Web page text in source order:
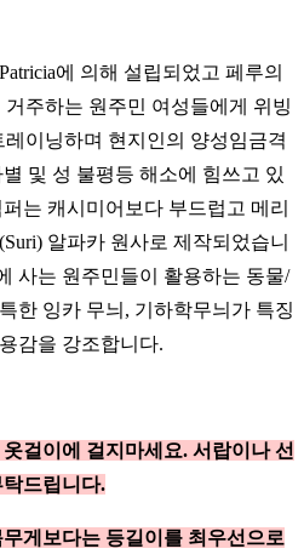
에 의해 설립되었고 페루의
거주하는 원주민 여성들에게 위빙
이닝하며 현지인의 양성임금격
및 성 불평등 해소에 힘쓰고 있
는 캐시미어보다 부드럽고 메리
알파카 원사로 제작되었습니
사는 원주민들이 활용하는 동물/
한 잉카 무늬, 기하학무늬가 특징
감을 강조합니다.
걸이에 걸지마세요. 서랍이나 선
드립니다.
게보다는 등길이를 최우선으로